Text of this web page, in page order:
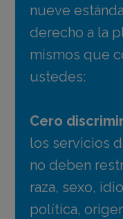
nueve
derecho a la
mismos que
ustedes:
Cero
los servicios
no deben
raza, sexo,
política,